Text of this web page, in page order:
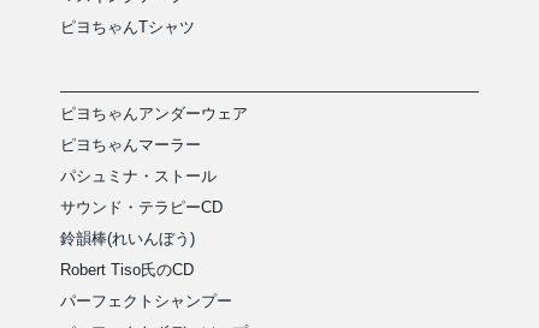
ピヨちゃんTシャツ
ピヨちゃんアンダーウェア
ピヨちゃんマーラー
パシュミナ・ストール
サウンド・テラピーCD
鈴韻棒(れいんぼう)
Robert Tiso氏のCD
パーフェクトシャンプー